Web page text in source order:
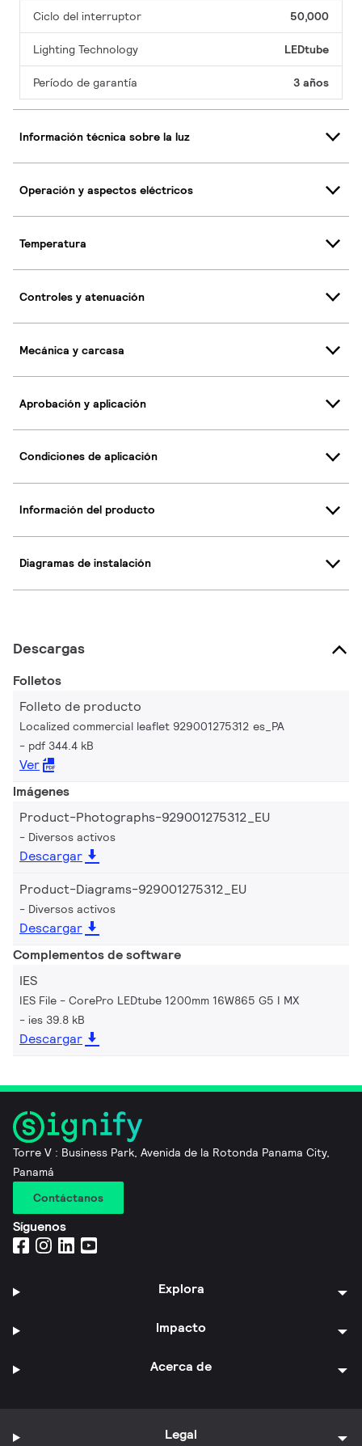
Ciclo del interruptor 50,000
Lighting Technology LEDtube
Período de garantía 3 años
Información técnica sobre la luz
Operación y aspectos eléctricos
Temperatura
Controles y atenuación
Mecánica y carcasa
Aprobación y aplicación
Condiciones de aplicación
Información del producto
Diagramas de instalación
Descargas
Folletos
Folleto de producto
Localized commercial leaflet 929001275312 es_PA
pdf 344.4 kB
Ver
Imágenes
Product-Photographs-929001275312_EU
Diversos activos
Descargar
Product-Diagrams-929001275312_EU
Diversos activos
Descargar
Complementos de software
IES
IES File - CorePro LEDtube 1200mm 16W865 G5 I MX
ies 39.8 kB
Descargar
Torre V : Business Park, Avenida de la Rotonda Panama City,
Panamá
Contáctanos
Síguenos
Explora
Impacto
Acerca de
Legal